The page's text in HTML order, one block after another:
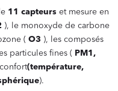
11 capteurs et mesure en
), le monoxyde de carbone
( O3 ), les composés
particules fines ( PM1,
(température,
).